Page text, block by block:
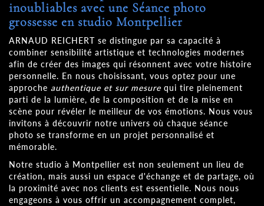
inoubliables avec une Séance photo
grossesse en studio Montpellier
ARNAUD REICHERT se distingue par sa capacité à
combiner sensibilité artistique et technologies modernes
afin de créer des images qui résonnent avec votre histoire
personnelle. En nous choisissant, vous optez pour une
approche authentique et sur mesure qui tire pleinement
parti de la lumière, de la composition et de la mise en
scène pour révéler le meilleur de vos émotions. Nous vous
invitons à découvrir notre univers où chaque séance
photo se transforme en un projet personnalisé et
mémorable.
Notre studio à Montpellier est non seulement un lieu de
création, mais aussi un espace d'échange et de partage, où
la proximité avec nos clients est essentielle. Nous nous
engageons à vous offrir un accompagnement complet,